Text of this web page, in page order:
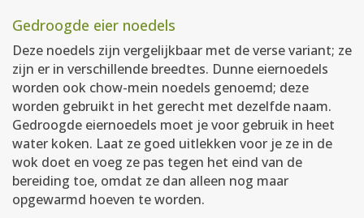
Gedroogde eier noedels
Deze noedels zijn vergelijkbaar met de verse variant; ze
zijn er in verschillende breedtes. Dunne eiernoedels
worden ook chow-mein noedels genoemd; deze
worden gebruikt in het gerecht met dezelfde naam.
Gedroogde eiernoedels moet je voor gebruik in heet
water koken. Laat ze goed uitlekken voor je ze in de
wok doet en voeg ze pas tegen het eind van de
bereiding toe, omdat ze dan alleen nog maar
opgewarmd hoeven te worden.